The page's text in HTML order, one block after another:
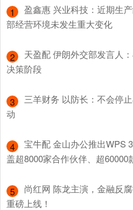
1
盈鑫惠 兴业科技：近期生
部经营环境未发生重大变化
2
天盈配 伊朗外交部发言人
决策阶段
3
三羊财务 以防长：不会停
动
4
宝牛配 金山办公推出WPS
盖超8000家合作伙伴、超60000
5
尚红网 陈龙主演，金融反
重磅上线！